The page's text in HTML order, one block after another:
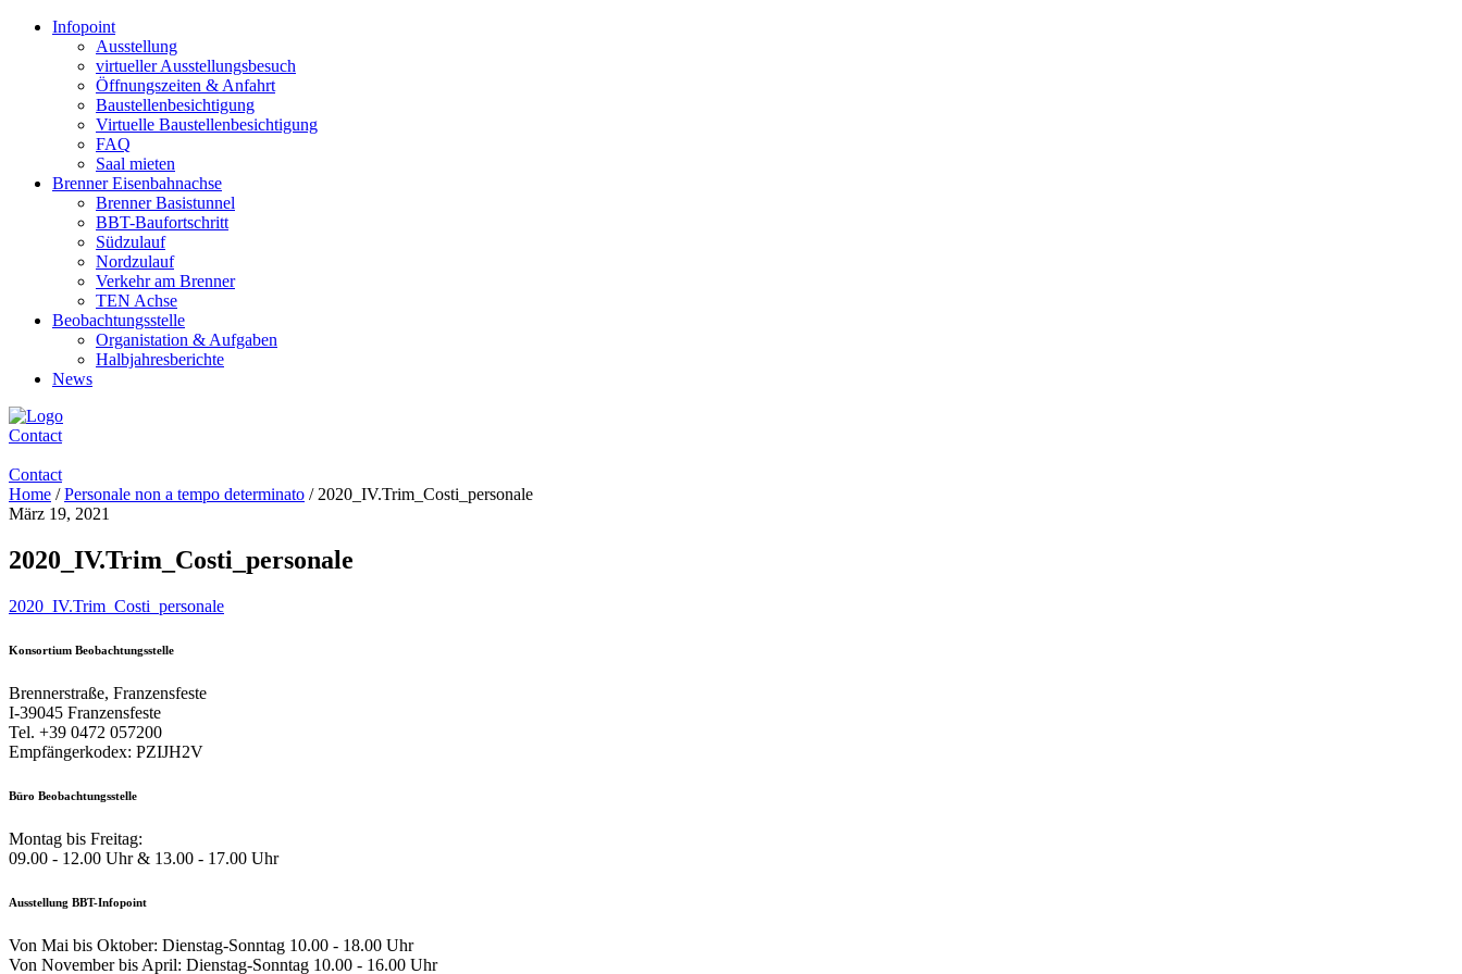
Infopoint
Ausstellung
virtueller Ausstellungsbesuch
Öffnungszeiten & Anfahrt
Baustellenbesichtigung
Virtuelle Baustellenbesichtigung
FAQ
Saal mieten
Brenner Eisenbahnachse
Brenner Basistunnel
BBT-Baufortschritt
Südzulauf
Nordzulauf
Verkehr am Brenner
TEN Achse
Beobachtungsstelle
Organistation & Aufgaben
Halbjahresberichte
News
Contact
Contact
Home /Personale non a tempo determinato / 2020_IV.Trim_Costi_personale
März 19, 2021
2020_IV.Trim_Costi_personale
2020_IV.Trim_Costi_personale
Konsortium Beobachtungsstelle
Brennerstraße, Franzensfeste
I-39045 Franzensfeste
Tel. +39 0472 057200
Empfängerkodex: PZIJH2V
Büro Beobachtungsstelle
Montag bis Freitag:
09.00 - 12.00 Uhr & 13.00 - 17.00 Uhr
Ausstellung BBT-Infopoint
Von Mai bis Oktober: Dienstag-Sonntag 10.00 - 18.00 Uhr
Von November bis April: Dienstag-Sonntag 10.00 - 16.00 Uhr